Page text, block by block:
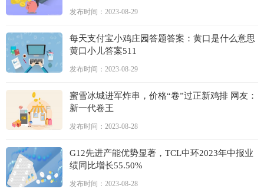
发布时间：2023-08-29
每天支付宝小鸡庄园答题答案：黄口是什么意思
黄口小儿答案511
发布时间：2023-08-29
蜜雪冰城进军炸串，价格“卷”过正新鸡排 网友：
新一代卷王
发布时间：2023-08-28
G12先进产能优势显著，TCL中环2023年中报业
绩同比增长55.50%
发布时间：2023-08-28